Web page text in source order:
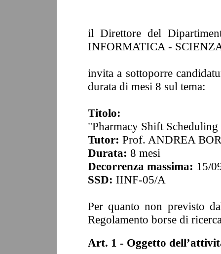
il Direttore del
INFORMATICA -
invita a sottoporre
durata di mesi 8 sul tema:
Titolo:
"Pharmacy Shift
Tutor: Prof. ANDREA
Durata: 8 mesi
Decorrenza massima: 15/
SSD: IINF-05/A
Per quanto non previsto
Regolamento borse di
Art. 1 - Oggetto